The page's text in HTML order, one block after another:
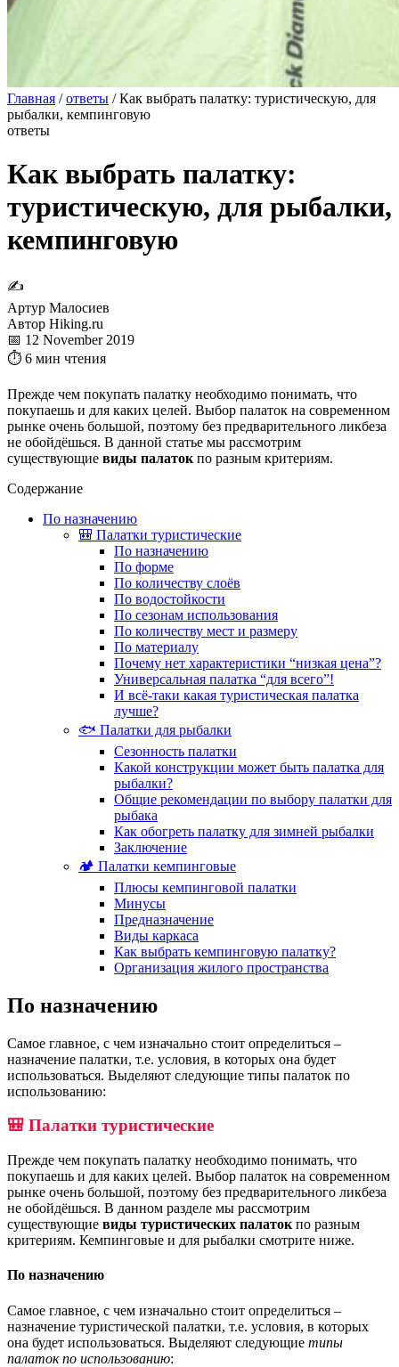
Главная / ответы / Как выбрать палатку: туристическую, для
рыбалки, кемпинговую
ответы
Как выбрать палатку:
туристическую, для рыбалки,
кемпинговую
✍
Артур Малосиев
Автор Hiking.ru
📅 12 November 2019
⏱ 6 мин чтения
Прежде чем покупать палатку необходимо понимать, что
покупаешь и для каких целей. Выбор палаток на современном
рынке очень большой, поэтому без предварительного ликбеза
не обойдёшься. В данной статье мы рассмотрим
существующие виды палаток по разным критериям.
Содержание
По назначению
🎒 Палатки туристические
По назначению
По форме
По количеству слоёв
По водостойкости
По сезонам использования
По количеству мест и размеру
По материалу
Почему нет характеристики “низкая цена”?
Универсальная палатка “для всего”!
И всё-таки какая туристическая палатка
лучше?
🐟 Палатки для рыбалки
Сезонность палатки
Какой конструкции может быть палатка для
рыбалки?
Общие рекомендации по выбору палатки для
рыбака
Как обогреть палатку для зимней рыбалки
Заключение
🏕️ Палатки кемпинговые
Плюсы кемпинговой палатки
Минусы
Предназначение
Виды каркаса
Как выбрать кемпинговую палатку?
Организация жилого пространства
По назначению
Самое главное, с чем изначально стоит определиться –
назначение палатки, т.е. условия, в которых она будет
использоваться. Выделяют следующие типы палаток по
использованию:
🎒 Палатки туристические
Прежде чем покупать палатку необходимо понимать, что
покупаешь и для каких целей. Выбор палаток на современном
рынке очень большой, поэтому без предварительного ликбеза
не обойдёшься. В данном разделе мы рассмотрим
существующие виды туристических палаток по разным
критериям. Кемпинговые и для рыбалки смотрите ниже.
По назначению
Самое главное, с чем изначально стоит определиться –
назначение туристической палатки, т.е. условия, в которых
она будет использоваться. Выделяют следующие типы
палаток по использованию: